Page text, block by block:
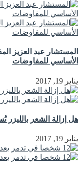
المستشار عبد العزيز
الأساسي للمفاوضات
يناير 19, 2017
هل إزالة الشعر
يناير 19, 2017